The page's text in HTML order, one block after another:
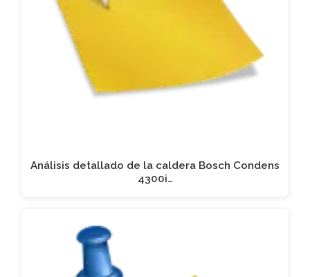
Análisis detallado de la caldera Bosch Condens
4300i…